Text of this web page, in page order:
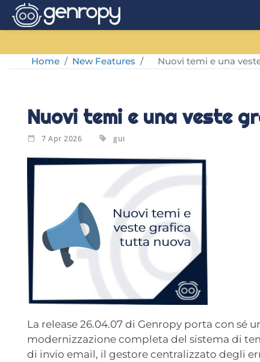
Home / New Features / Nuovi temi e una
Nuovi temi e una veste
7 Apr 2026 gui
La release 26.04.07 di Genropy porta con
modernizzazione completa del sistema di
di invio email, il gestore centralizzato degli